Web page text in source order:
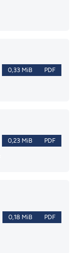
0,33 MiB PDF
0,23 MiB PDF
0,18 MiB PDF